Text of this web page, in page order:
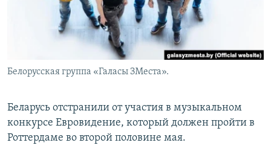
Белорусская группа «Галасы ЗМеста».
Беларусь отстранили от участия в музыкальном
конкурсе Евровидение, который должен пройти в
Роттердаме во второй половине мая.